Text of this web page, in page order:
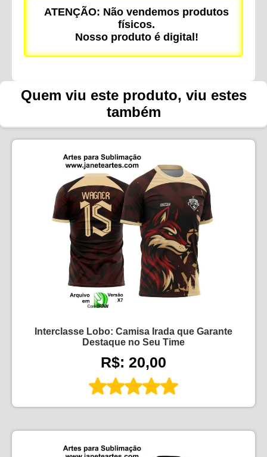
ATENÇÃO: Não vendemos produtos
físicos.
Nosso produto é digital!
Quem viu este produto, viu estes
também
Interclasse Lobo: Camisa Irada que Garante
Destaque no Seu Time
R$: 20,00